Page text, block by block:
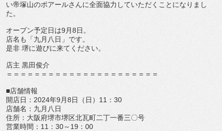
い帝塚山のポアールさんに全面協力していただくことになりまし
た。
オープン予定日は9月8日。
店名も「九月八日」です。
是非 堺に遊びに来てください。
店主 黒田俊介
＝＝＝＝＝＝＝＝＝＝＝＝＝＝＝＝＝＝＝＝＝＝
■店舗情報
開店日：2024年9月8日（日）11：30
店舗名：九月八日
住所：大阪府堺市堺区北瓦町二丁一番三〇号
営業時間：11：30～19：00